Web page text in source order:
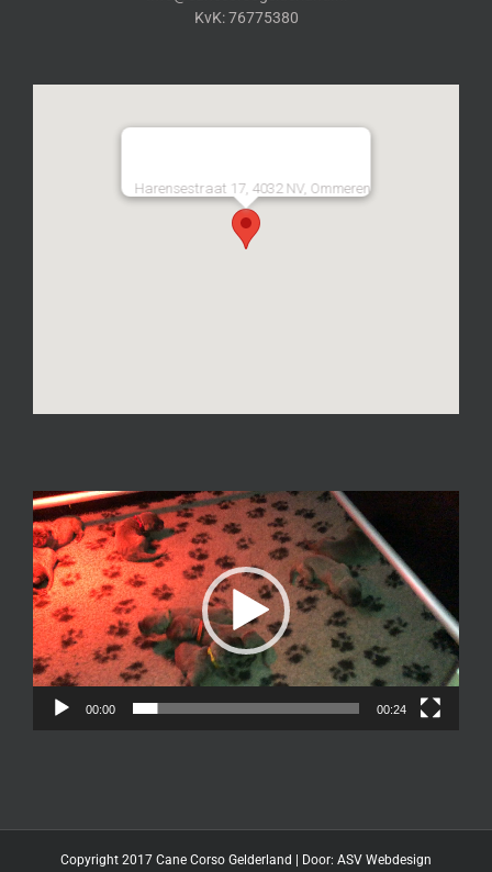
KvK: 76775380
Harensestraat 17, 4032 NV, Ommeren
Videospeler
00:00 00:24
Copyright 2017 Cane Corso Gelderland | Door: ASV Webdesign